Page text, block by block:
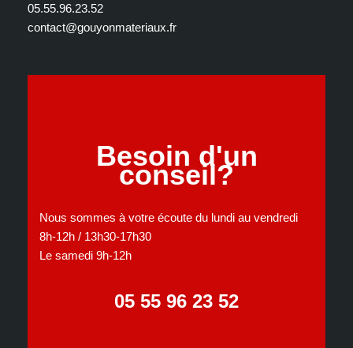
05.55.96.23.52
contact@gouyonmateriaux.fr
Besoin d'un
conseil?
Nous sommes à votre écoute du lundi au vendredi
8h-12h / 13h30-17h30
Le samedi 9h-12h
05 55 96 23 52